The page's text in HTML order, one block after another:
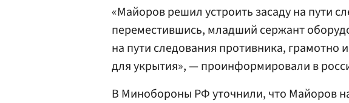
«Майоров решил устроить засаду на пути
переместившись, младший сержант
на пути следования противника, грамотно
для укрытия», — проинформировали в
В Минобороны РФ уточнили, что Майоров